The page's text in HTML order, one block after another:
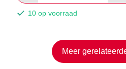
10 op voorraad
Meer